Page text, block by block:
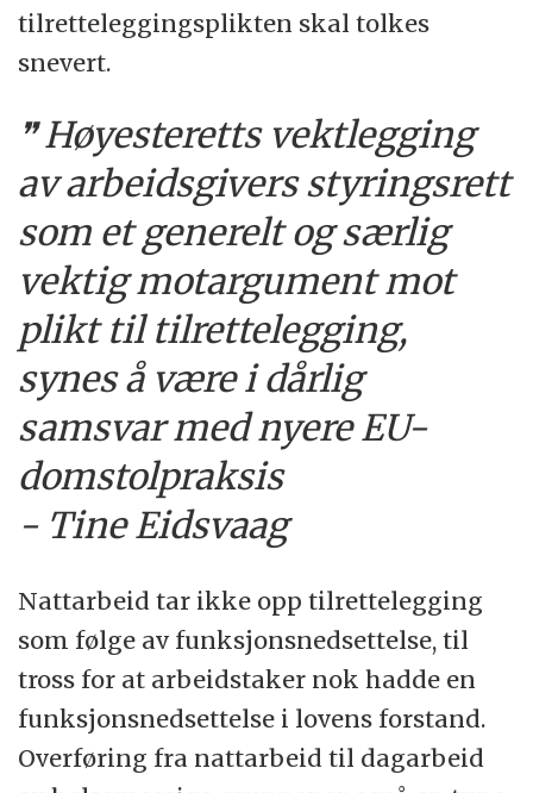
tilretteleggingsplikten skal tolkes
snevert.
Høyesteretts vektlegging
av arbeidsgivers styringsrett
som et generelt og særlig
vektig motargument mot
plikt til tilrettelegging,
synes å være i dårlig
samsvar med nyere EU-
domstolpraksis
- Tine Eidsvaag
Nattarbeid tar ikke opp tilrettelegging
som følge av funksjonsnedsettelse, til
tross for at arbeidstaker nok hadde en
funksjonsnedsettelse i lovens forstand.
Overføring fra nattarbeid til dagarbeid